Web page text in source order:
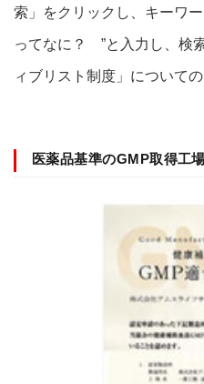
索」をクリックし、キーワー
ってなに？ ”と入力し、検
ィブリスト制度」について
医薬品基準のGMP取得工